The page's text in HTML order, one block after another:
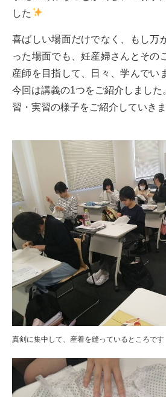
した
喜ばしい場面だけでなく、もし万
った場面でも、妊産婦さんとその
産師を目指して、日々、学んでい
今回は講義の1つをご紹介しました
習・実習の様子をご紹介していき
真剣に集中して、産着を縫っているところです